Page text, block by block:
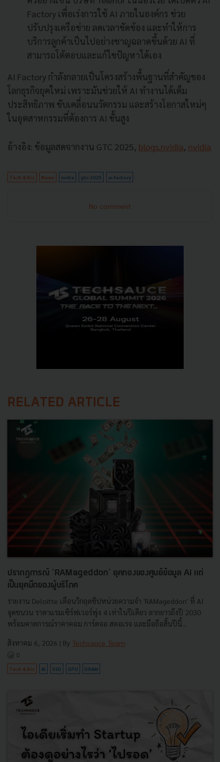
Factory เพื่อเร่งการใช้ AI ภายในองค์กร ช่วย
ปรับปรุงเครือข่าย ลดเวลาขัดข้อง และทำให้การ
บริการลูกค้าเป็นไปอย่างชาญฉลาดขึ้นด้วย AI ที่
สามารถโต้ตอบและแก้ไขปัญหาได้เอง
AI Factory กำลังกลายเป็นโครงสร้างพื้นฐานที่สำคัญของ
โลกธุรกิจยุคใหม่ เพราะมันช่วยให้ AI ทำงานได้เต็ม
ประสิทธิภาพ ขับเคลื่อนนวัตกรรม และสร้างโอกาสใหม่ๆ
ในอุตสาหกรรมที่ต้องการ AI ขั้นสูง
อ้างอิง: ข้อมูลสดจากงาน GTC 2025, blogs.nvidia, nvidia
Tech & Biz News nvdia gtc-2025 ai-factory
No comment
RELATED ARTICLE
ปรากฏการณ์ ‘RAMageddon’ ยุคทองของศูนย์ข้อมูล AI แต่
เป็นยุคมืดของผู้บริโภค
รายงาน Deloitte เตือนวิกฤตชิปหน่วยความจำ 'RAMageddon' ที่ AI
จุดชนวน ราคาแรมเซิร์ฟเวอร์พุ่ง 4 เท่าในปีเดียว ลากยาวถึงปี 2030
พร้อมคาดการณ์ราคาคอม การ์ดจอ สตอเรจ และมือถือสิ้นปีนี้...
สิงหาคม 6, 2026 | By Techsauce Team
0
Tech & Biz AI SSD GPU DRAM